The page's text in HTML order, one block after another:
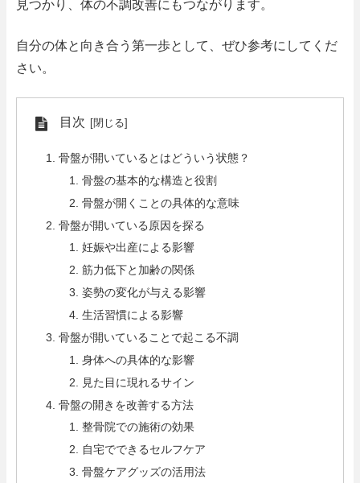
見つかり、体の不調改善にもつながります。
自分の体と向き合う第一歩として、ぜひ参考にしてくだ
さい。
目次
骨盤が開いているとはどういう状態？
骨盤の基本的な構造と役割
骨盤が開くことの具体的な意味
骨盤が開いている原因を探る
妊娠や出産による影響
筋力低下と加齢の関係
姿勢の変化が与える影響
生活習慣による影響
骨盤が開いていることで起こる不調
身体への具体的な影響
見た目に現れるサイン
骨盤の開きを改善する方法
整骨院での施術の効果
自宅でできるセルフケア
骨盤ケアグッズの活用法